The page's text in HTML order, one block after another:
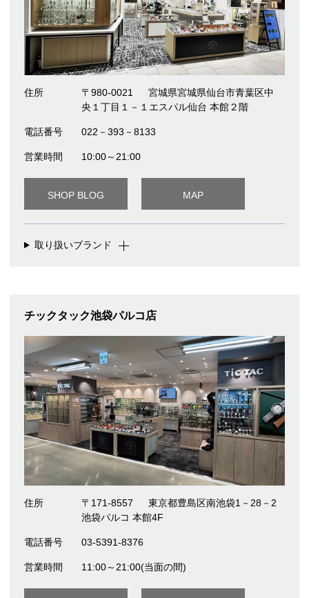
住所 〒980-0021
宮城県宮城県仙台市青葉区中
央１丁目１－１エスパル仙台 本館２階
電話番号 022－393－8133
営業時間 10:00～21:00
SHOP BLOG MAP
取り扱いブランド
チックタック池袋パルコ店
住所 〒171-8557
東京都豊島区南池袋1－28－2
池袋パルコ 本館4F
電話番号 03-5391-8376
営業時間 11:00～21:00(当面の間)